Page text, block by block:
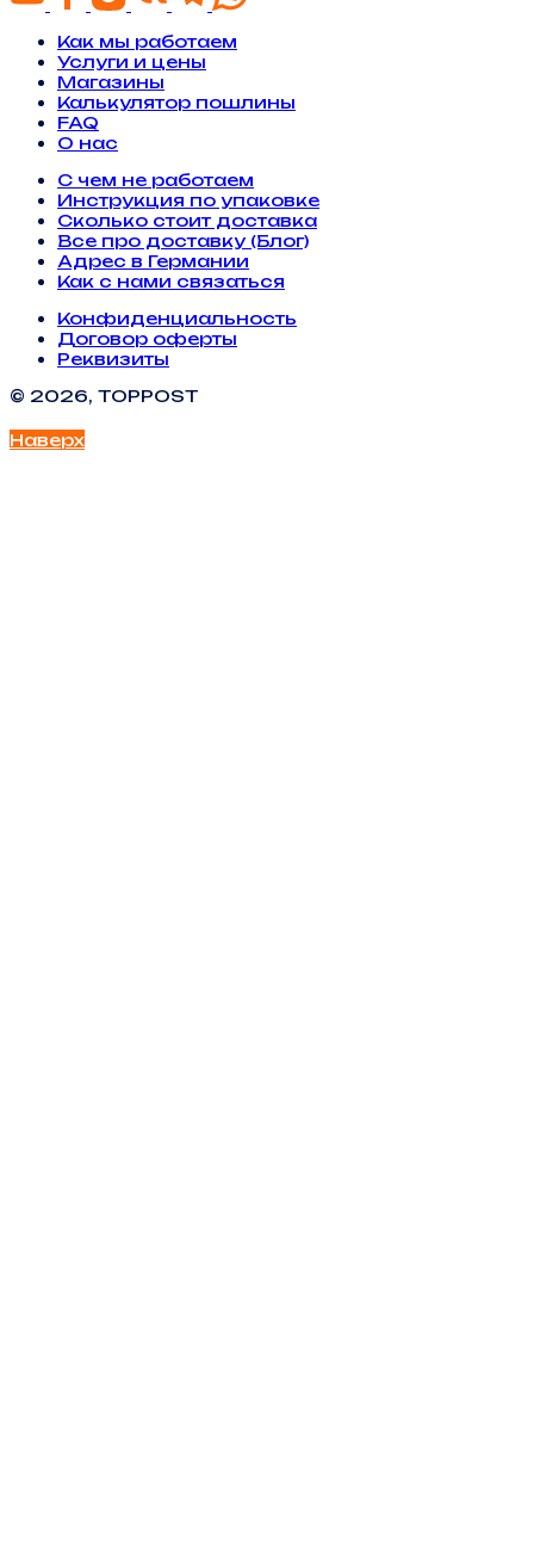
Как мы работаем
Услуги и цены
Магазины
Калькулятор пошлины
FAQ
О нас
С чем не работаем
Инструкция по упаковке
Сколько стоит доставка
Все про доставку (Блог)
Адрес в Германии
Как с нами связаться
Конфиденциальность
Договор оферты
Реквизиты
© 2026, TOPPOST
Наверх